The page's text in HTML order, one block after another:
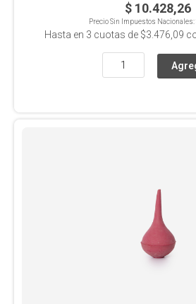
$ 10.428,26
Precio Sin Impuestos Nacionales:
Hasta en 3 cuotas de $3.476,09